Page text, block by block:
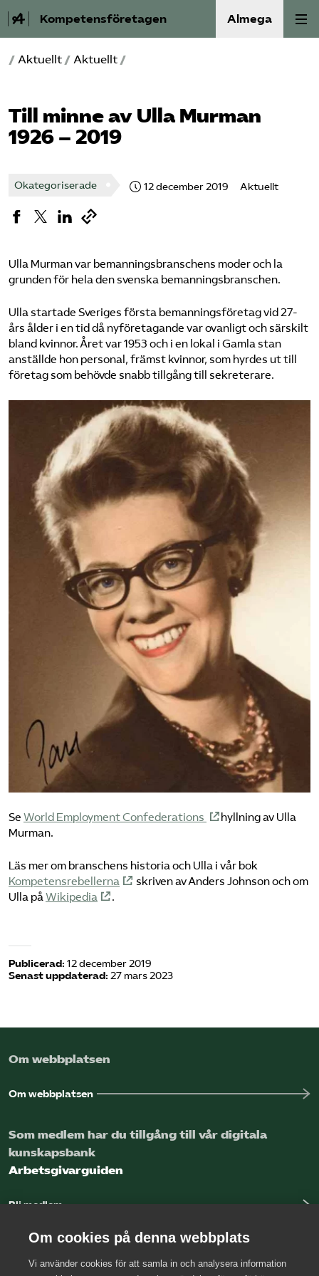
Kompetensföretagen Almega
Aktuellt
A-Ö
Auktorisation
Medlemskap
Våra frågor
Kurser och aktiviteter
Omsättningsstatistik
Webbutik
Bli medlem
Logga in på Arbetsgivarguiden
Sök på kompetensforetagen.se
In english
/ Aktuellt / Aktuellt /
Till minne av Ulla Murman
1926 – 2019
Okategoriserade 12 december 2019 Aktuellt
Ulla Murman var bemanningsbranschens moder och la
grunden för hela den svenska bemanningsbranschen.
Ulla startade Sveriges första bemanningsföretag vid 27-
års ålder i en tid då nyföretagande var ovanligt och särskilt
bland kvinnor. Året var 1953 och i en lokal i Gamla stan
anställde hon personal, främst kvinnor, som hyrdes ut till
företag som behövde snabb tillgång till sekreterare.
Se World Employment Confederations
hyllning av Ulla
Murman.
Läs mer om branschens historia och Ulla i vår bok
Kompetensrebellerna
skriven av Anders Johnson och om
Ulla påWikipedia .
Publicerad: 12 december 2019
Senast uppdaterad: 27 mars 2023
Om webbplatsen
Om webbplatsen
Som medlem har du tillgång till vår digitala
kunskapsbank
Arbetsgivarguiden
Bli medlem
Kontakta oss
Om cookies på denna webbplats
Vi använder cookies för att samla in och analysera information